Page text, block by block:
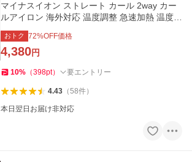
マイナスイオン ストレート カール 2way カー
ルアイロン 海外対応 温度調整 急速加熱 温度表
示 コンパクト 軽量
おトク 72%OFF価格
4,380円
10% （398pt） 要エントリー
4.43（58件）
本日翌日お届け非対応